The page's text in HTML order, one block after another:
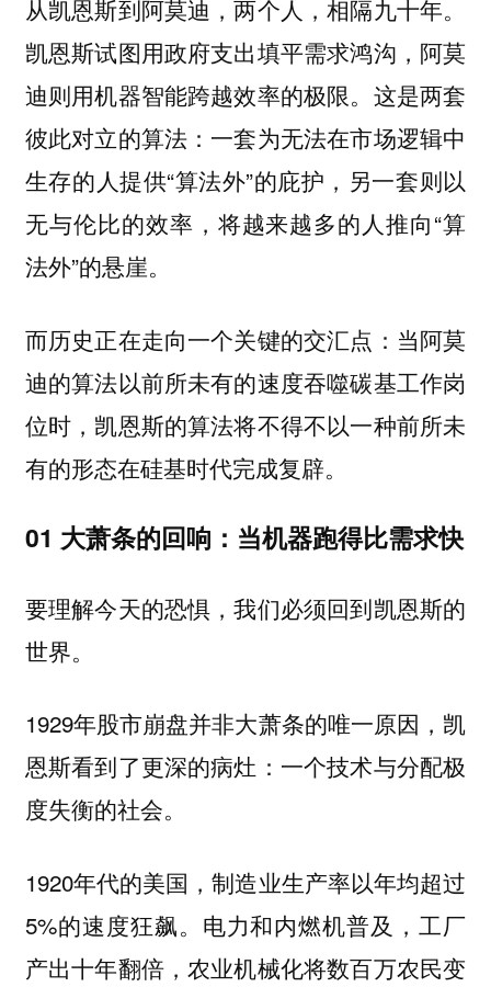
从凯恩斯到阿莫迪，两个人，相隔九十年。
凯恩斯试图用政府支出填平需求鸿沟，阿莫
迪则用机器智能跨越效率的极限。这是两套
彼此对立的算法：一套为无法在市场逻辑中
生存的人提供“算法外”的庇护，另一套则以
无与伦比的效率，将越来越多的人推向“算
法外”的悬崖。
而历史正在走向一个关键的交汇点：当阿莫
迪的算法以前所未有的速度吞噬碳基工作岗
位时，凯恩斯的算法将不得不以一种前所未
有的形态在硅基时代完成复辟。
01 大萧条的回响：当机器跑得比需求快
要理解今天的恐惧，我们必须回到凯恩斯的
世界。
1929年股市崩盘并非大萧条的唯一原因，凯
恩斯看到了更深的病灶：一个技术与分配极
度失衡的社会。
1920年代的美国，制造业生产率以年均超过
5%的速度狂飙。电力和内燃机普及，工厂
产出十年翻倍，农业机械化将数百万农民变